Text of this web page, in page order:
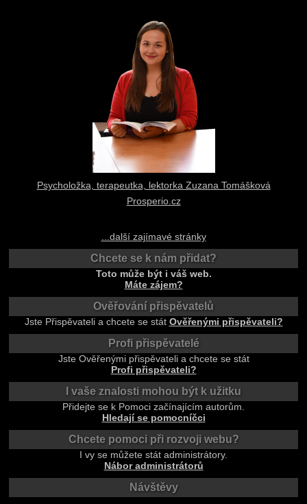
Psycholožka, terapeutka, lektorka Zuzana Tomášková
Prosperio.cz
...další zajímavé stránky
Chcete se k nám přidat?
Toto může být i váš web.
Máte zájem?
Ověřování přispěvatelů
Jste Přispěvateli a chcete se stát Ověřenými přispěvateli?
Profi přispěvatelé
Jste Ověřenými přispěvateli a chcete se stát
Profi přispěvateli?
I vaše znalosti mohou být k užitku
Přidejte se k Pomoci začínajícím autorům.
Hledají se pomocníčci
Chcete pomoci při rozvoji webu?
I vy se můžete stát administrátory.
Nábor administrátorů
Návštěvy